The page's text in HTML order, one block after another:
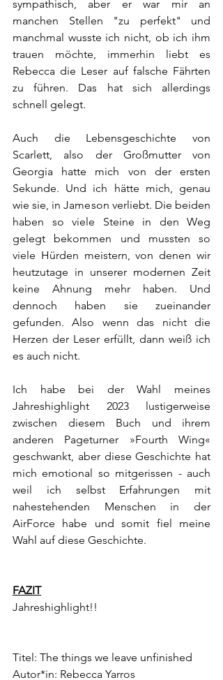
sympathisch, aber er war mir an
manchen Stellen "zu perfekt" und
manchmal wusste ich nicht, ob ich ihm
trauen möchte, immerhin liebt es
Rebecca die Leser auf falsche Fährten
zu führen. Das hat sich allerdings
schnell gelegt.
Auch die Lebensgeschichte von
Scarlett, also der Großmutter von
Georgia hatte mich von der ersten
Sekunde. Und ich hätte mich, genau
wie sie, in Jameson verliebt. Die beiden
haben so viele Steine in den Weg
gelegt bekommen und mussten so
viele Hürden meistern, von denen wir
heutzutage in unserer modernen Zeit
keine Ahnung mehr haben. Und
dennoch haben sie zueinander
gefunden. Also wenn das nicht die
Herzen der Leser erfüllt, dann weiß ich
es auch nicht.
Ich habe bei der Wahl meines
Jahreshighlight 2023 lustigerweise
zwischen diesem Buch und ihrem
anderen Pageturner »Fourth Wing«
geschwankt, aber diese Geschichte hat
mich emotional so mitgerissen - auch
weil ich selbst Erfahrungen mit
nahestehenden Menschen in der
AirForce habe und somit fiel meine
Wahl auf diese Geschichte.
FAZIT
Jahreshighlight!!
Titel: The things we leave unfinished
Autor*in: Rebecca Yarros